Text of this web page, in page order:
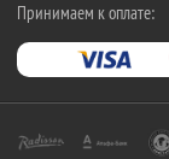
Принимаем к оплате: